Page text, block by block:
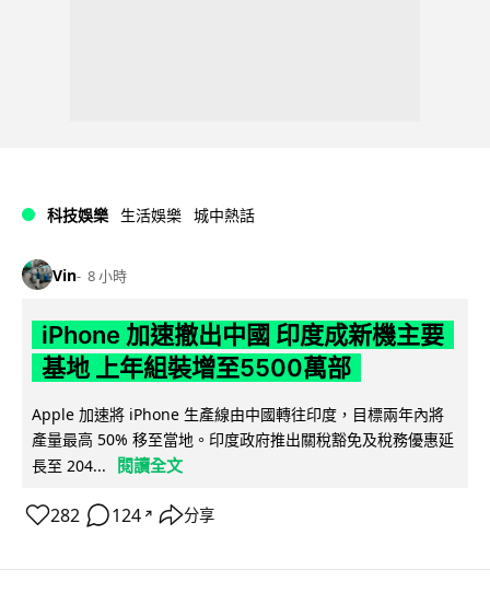
科技娛樂 生活娛樂 城中熱話
Vin 8 小時
iPhone 加速撤出中國 印度成新機主要
基地 上年組裝增至5500萬部
Apple 加速將 iPhone 生產線由中國轉往印度，目標兩年內將
產量最高 50% 移至當地。印度政府推出關稅豁免及稅務優惠延
長至 204...
閱讀全文
282 124 ↗ 分享